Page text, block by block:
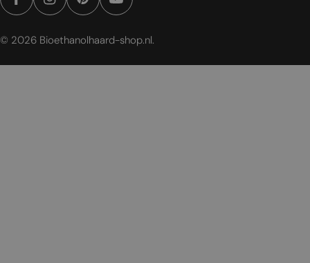
FacebookInstagramPinterestYouTube
© 2026 Bioethanolhaard-shop.nl.